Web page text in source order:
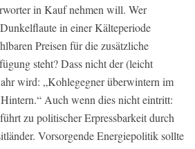
in Kauf nehmen will. Wer
in einer Kälteperiode
Preisen für die zusätzliche
steht? Dass nicht der (leicht
wird: „Kohlegegner überwintern im
Auch wenn dies nicht eintritt:
zu politischer Erpressbarkeit durch
Vorsorgende Energiepolitik sollte